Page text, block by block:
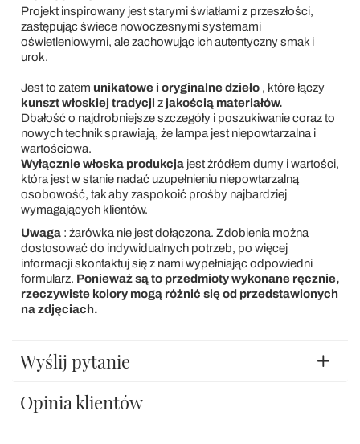
Projekt inspirowany jest starymi światłami z przeszłości,
zastępując świece nowoczesnymi systemami
oświetleniowymi, ale zachowując ich autentyczny smak i
urok.
Jest to zatem unikatowe i oryginalne dzieło, które łączy
kunszt włoskiej tradycji z jakością materiałów.
Dbałość o najdrobniejsze szczegóły i poszukiwanie coraz to
nowych technik sprawiają, że lampa jest niepowtarzalna i
wartościowa.
Wyłącznie włoska produkcjajest źródłem dumy i wartości,
która jest w stanie nadać uzupełnieniu niepowtarzalną
osobowość, tak aby zaspokoić prośby najbardziej
wymagających klientów.
Uwaga: żarówka nie jest dołączona. Zdobienia można
dostosować do indywidualnych potrzeb, po więcej
informacji skontaktuj się z nami wypełniając odpowiedni
formularz. Ponieważ są to przedmioty wykonane ręcznie,
rzeczywiste kolory mogą różnić się od przedstawionych
na zdjęciach.
Wyślij pytanie
Opinia klientów